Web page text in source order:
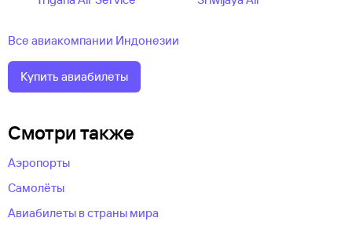
Все авиакомпании Индонезии
Купить авиабилеты
Смотри также
Аэропорты
Самолёты
Авиабилеты в страны мира